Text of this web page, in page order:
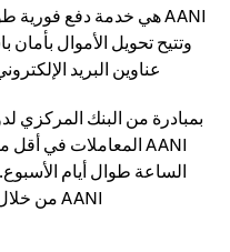
وتتيح تحويل الأموال بأمان
عناوين البريد
بمبادرة من البنك المركزي
الساعة طوال أيام
AANI من خلال تطبيق Citi للجوال.